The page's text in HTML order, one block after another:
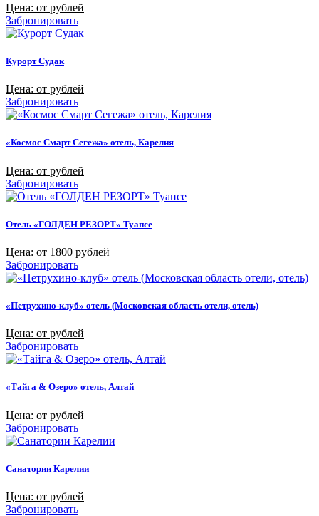
Цена: от рублей
Забронировать
Курорт Судак
Цена: от рублей
Забронировать
«Космос Смарт Сегежа» отель, Карелия
Цена: от рублей
Забронировать
Отель «ГОЛДЕН РЕЗОРТ» Туапсе
Цена: от 1800 рублей
Забронировать
«Петрухино-клуб» отель (Московская область отели, отель)
Цена: от рублей
Забронировать
«Тайга & Озеро» отель, Алтай
Цена: от рублей
Забронировать
Санатории Карелии
Цена: от рублей
Забронировать